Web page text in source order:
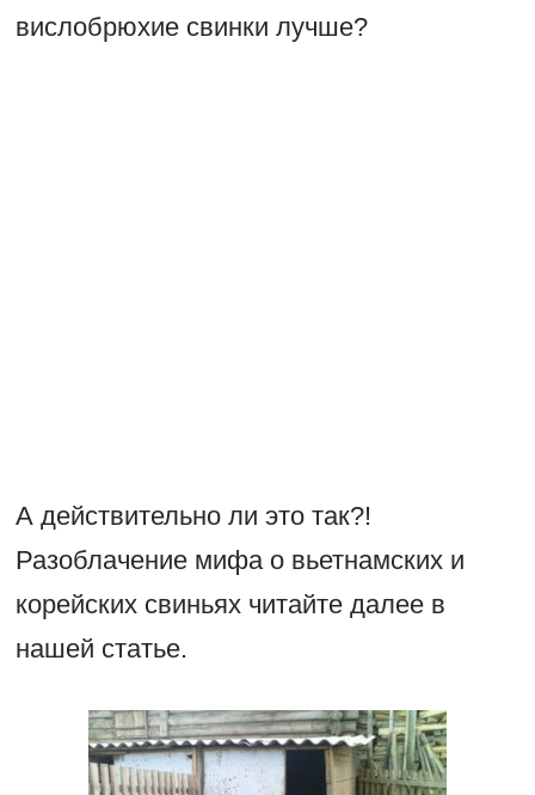
вислобрюхие свинки лучше?
А действительно ли это так?!
Разоблачение мифа о вьетнамских и
корейских свиньях читайте далее в
нашей статье.